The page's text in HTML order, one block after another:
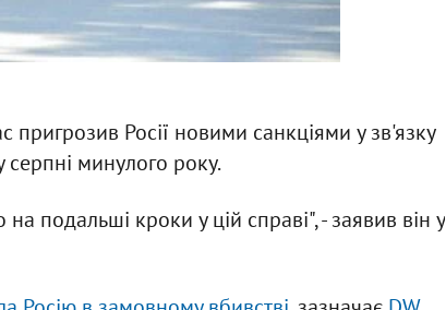
Росії новими санкціями у зв'язку
серпні минулого року.
подальші кроки у цій справі", - заявив він у